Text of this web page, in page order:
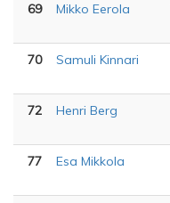
69 Mikko Eerola
70 Samuli Kinnari
72 Henri Berg
77 Esa Mikkola